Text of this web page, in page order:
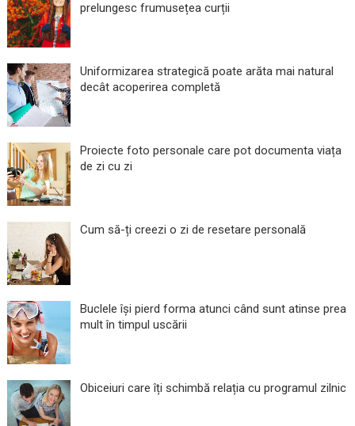
prelungesc frumusețea curții
Uniformizarea strategică poate arăta mai natural
decât acoperirea completă
Proiecte foto personale care pot documenta viața
de zi cu zi
Cum să-ți creezi o zi de resetare personală
Buclele își pierd forma atunci când sunt atinse prea
mult în timpul uscării
Obiceiuri care îți schimbă relația cu programul zilnic